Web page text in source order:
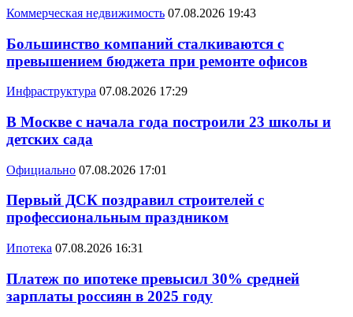
Коммерческая недвижимость 07.08.2026 19:43
Большинство компаний сталкиваются с
превышением бюджета при ремонте офисов
Инфраструктура 07.08.2026 17:29
В Москве с начала года построили 23 школы и
детских сада
Официально 07.08.2026 17:01
Первый ДСК поздравил строителей с
профессиональным праздником
Ипотека 07.08.2026 16:31
Платеж по ипотеке превысил 30% средней
зарплаты россиян в 2025 году